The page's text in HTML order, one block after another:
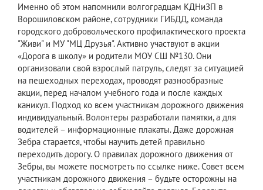
Именно об этом напомнили волгоградцам КДНиЗП в
Ворошиловском районе, сотрудники ГИБДД, команда
городского добровольческого профилактического проекта
"Живи" и МУ "МЦ Друзья". Активно участвуют в акции
«Дорога в школу» и родители МОУ СШ №130. Они
организовали свой взрослый патруль, следят за ситуацией
на пешеходных переходах, проводят разнообразные
акции, перед началом учебного года и после каждых
каникул. Подход ко всем участникам дорожного движения
индивидуальный. Волонтеры разработали памятки, а для
водителей – информационные плакаты. Даже дорожная
Зебра старается, чтобы научить детей правильно
переходить дорогу. О правилах дорожного движения от
Зебры, вы можете посмотреть по ссылке ниже. Совет всем
участникам дорожного движения – будьте осторожны на